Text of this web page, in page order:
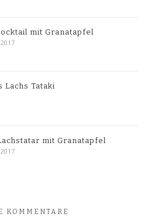
mit Granatapfel
Tataki
mit Granatapfel
KOMMENTARE